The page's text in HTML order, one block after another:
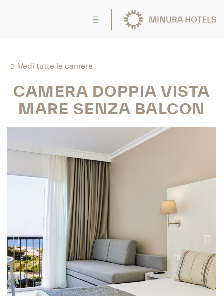
Vedi tutte le camere
CAMERA DOPPIA VISTA
MARE SENZA BALCON